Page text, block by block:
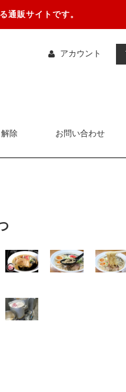
通販サイトです。
アカウント
除 お問い合わせ